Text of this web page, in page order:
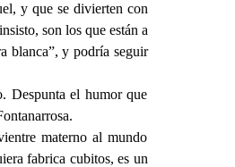
y que se divierten con
son los que están a
blanca”, y podría seguir
Despunta el humor que
materno al mundo
fabrica cubitos, es un